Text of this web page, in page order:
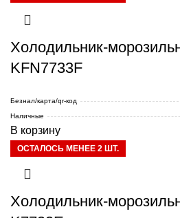
Холодильник-
KFN7733F
Безнал/карта/qr-код
Наличные
В корзину
ОСТАЛОСЬ МЕНЕЕ 2 ШТ.
Холодильник-